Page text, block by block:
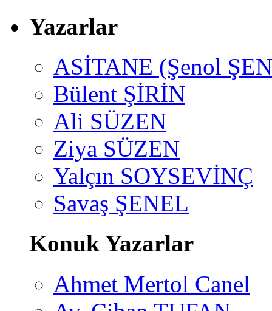
Yazarlar
ASİTANE (Şenol
Bülent ŞİRİN
Ali SÜZEN
Ziya SÜZEN
Yalçın SOYSEVİNÇ
Savaş ŞENEL
Konuk Yazarlar
Ahmet Mertol Canel